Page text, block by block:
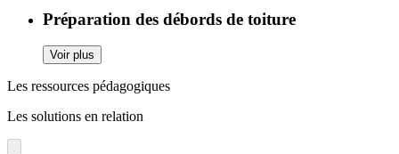
Préparation des débords de toiture
Voir plus
Les ressources pédagogiques
Les solutions en relation